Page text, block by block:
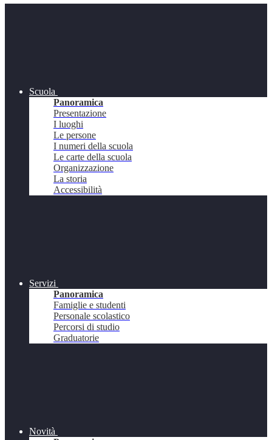
Scuola
Panoramica
Presentazione
I luoghi
Le persone
I numeri della scuola
Le carte della scuola
Organizzazione
La storia
Accessibilità
Servizi
Panoramica
Famiglie e studenti
Personale scolastico
Percorsi di studio
Graduatorie
Novità